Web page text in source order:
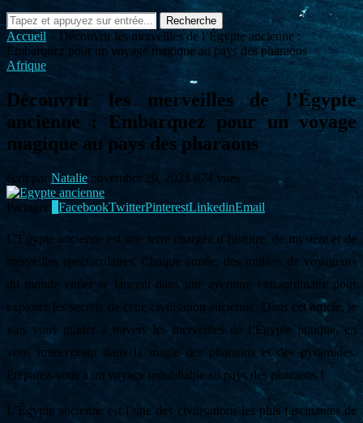
Recherche
Accueil » Découvrir les merveilles de l’Égypte ancienne :
Embarquez pour un voyage magique au pays des pharaons
Afrique
Découvrir les merveilles de l’Égypte
ancienne : Embarquez pour un voyage
magique au pays des pharaons
écrit par Natalie novembre 29, 2023 674 vues
Partager FacebookTwitterPinterestLinkedinEmail
L’Égypte ancienne est une terre chargée d’histoire, de mystère et de
merveilles spectaculaires. Chaque année, des milliers de voyageurs
du monde entier se lancent dans une aventure extraordinaire pour
explorer les secrets de cette civilisation ancienne. Dans cet article, je
vais vous guider à travers les merveilles de l’Égypte antique, en
vous immergeant dans la magie des pharaons et des pyramides.
Préparez-vous à un voyage inoubliable au pays des pharaons !
L’Égypte ancienne est l’une des civilisations les plus fascinantes de